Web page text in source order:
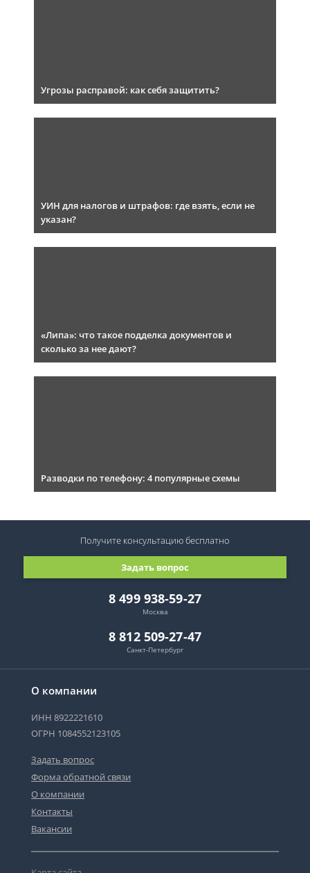
Угрозы расправой: как себя защитить?
УИН для налогов и штрафов: где взять, если не
указан?
«Липа»: что такое подделка документов и
сколько за нее дают?
Разводки по телефону: 4 популярные схемы
О компании
ИНН 8922221610
ОГРН 1084552123105
Задать вопрос
Форма обратной связи
О компании
Контакты
Вакансии
8 499 938-59-27
Москва
8 812 509-27-47
Санкт-Петербург
Задать вопрос
Получите консультациюбесплатно